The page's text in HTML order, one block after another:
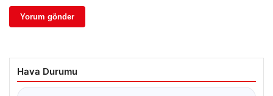
Hava Durumu